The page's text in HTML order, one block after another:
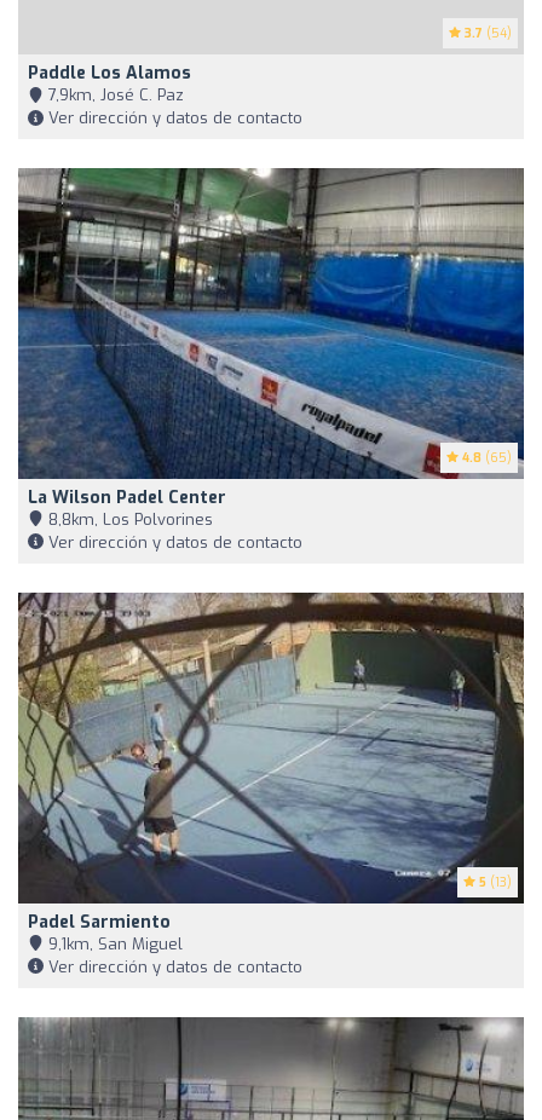
3.7 (54)
Paddle Los Alamos
7,9km, José C. Paz
Ver dirección y datos de contacto
4.8 (65)
La Wilson Padel Center
8,8km, Los Polvorines
Ver dirección y datos de contacto
5 (13)
Padel Sarmiento
9,1km, San Miguel
Ver dirección y datos de contacto